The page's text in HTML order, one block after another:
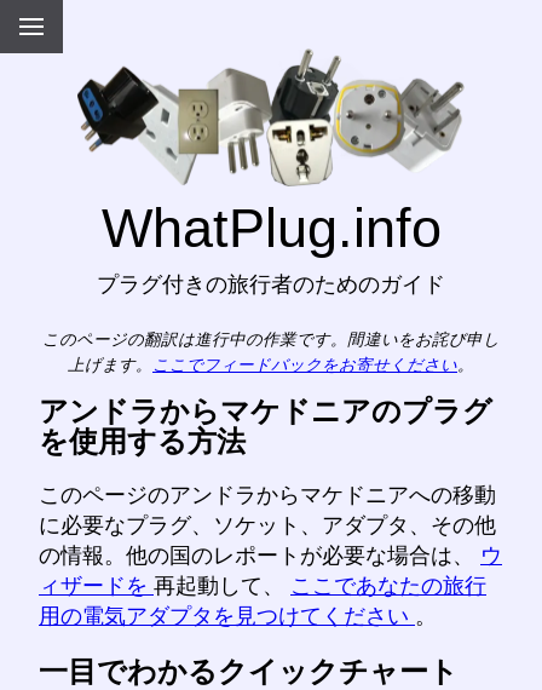
WhatPlug.info
プラグ付きの旅行者のためのガイド
このページの翻訳は進行中の作業です。間違いをお詫び申し
上げます。
ここでフィードバックをお寄せください。
アンドラからマケドニアのプラグ
を使用する方法
このページのアンドラからマケドニアへの移動
に必要なプラグ、ソケット、アダプタ、その他
の情報。他の国のレポートが必要な場合は、 ウ
ィザードを 再起動して、 ここであなたの旅行
用の電気アダプタを見つけてください 。
一目でわかるクイックチャート